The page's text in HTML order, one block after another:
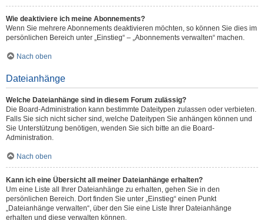
Wie deaktiviere ich meine Abonnements?
Wenn Sie mehrere Abonnements deaktivieren möchten, so können Sie dies im
persönlichen Bereich unter „Einstieg“ – „Abonnements verwalten“ machen.
Nach oben
Dateianhänge
Welche Dateianhänge sind in diesem Forum zulässig?
Die Board-Administration kann bestimmte Dateitypen zulassen oder verbieten.
Falls Sie sich nicht sicher sind, welche Dateitypen Sie anhängen können und
Sie Unterstützung benötigen, wenden Sie sich bitte an die Board-
Administration.
Nach oben
Kann ich eine Übersicht all meiner Dateianhänge erhalten?
Um eine Liste all Ihrer Dateianhänge zu erhalten, gehen Sie in den
persönlichen Bereich. Dort finden Sie unter „Einstieg“ einen Punkt
„Dateianhänge verwalten“, über den Sie eine Liste Ihrer Dateianhänge
erhalten und diese verwalten können.